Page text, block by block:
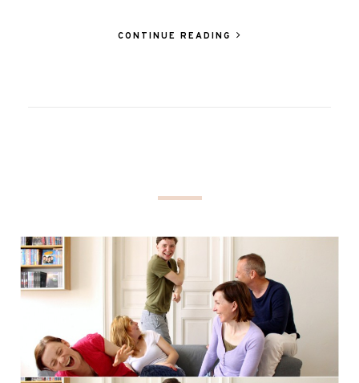
CONTINUE READING